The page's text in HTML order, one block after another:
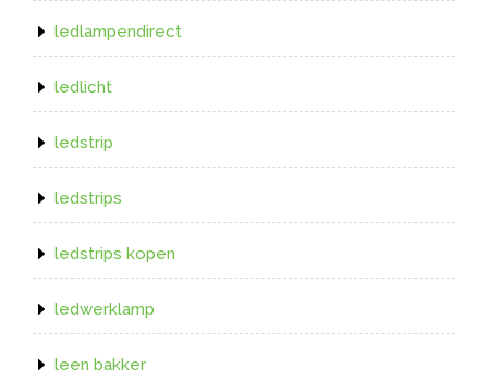
ledlampendirect
ledlicht
ledstrip
ledstrips
ledstrips kopen
ledwerklamp
leen bakker